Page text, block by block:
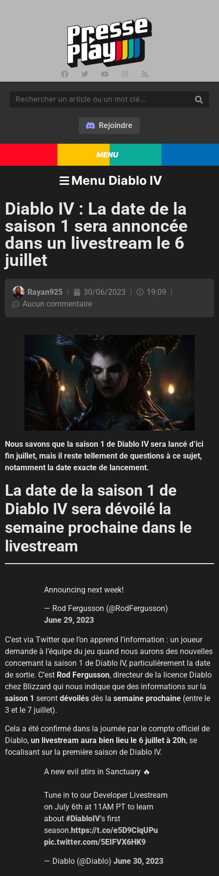
Rejoindre
MENU
Menu Diablo IV
Diablo IV : La date de la
saison 1 sera annoncée
dans un livestream le 6
juillet
Rayan925 30/06/2023
19:09
Aucun commentaire
Nous savons que la saison 1 de Diablo IV sera lancé d’ici
fin juillet, mais il reste tellement de questions à ce sujet,
notamment la date exacte de lancement.
La date de la saison 1 de
Diablo IV sera dévoilé la
semaine prochaine dans le
livestream
Announcing next week!
— Rod Fergusson (@RodFergusson)
June 29, 2023
C’est via Twitter que l’on apprend l’information : un joueur
demande à l’équipe du jeu quand nous aurons des nouvelles
concernant la saison 1 de Diablo IV, particulièrement la date
de sortie. C’est Rod Fergusson, directeur de la licence Diablo
chez Blizzard qui nous indique que des informations sur la
saison 1 seront dévoilés dès la semaine prochaine (entre le
3 et le 7 juillet).
Cela a été confirmé dans la journée par le compte officiel de
Diablo, un livestream aura bien lieu le 6 juillet à 20h, se
focalisant sur la première saison de Diablo IV.
A new evil stirs in Sanctuary 🔥
Tune in to our Developer Livestream
on July 6th at 11AM PT to learn
about #DiabloIV's first
season. https://t.co/e5D9ClqUPu
pic.twitter.com/5EIFVX6HK9
— Diablo (@Diablo) June 30, 2023